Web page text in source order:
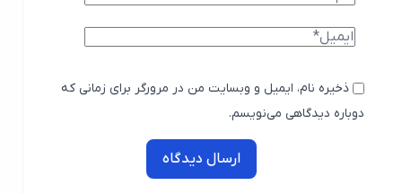
ذخیره نام، ایمیل و وبسایت من در مرورگر برای زمانی که
دوباره دیدگاهی می‌نویسم.
ارسال دیدگاه